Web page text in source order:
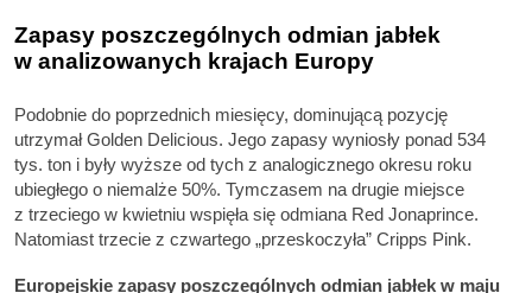
Zapasy poszczególnych odmian jabłek
w analizowanych krajach Europy
Podobnie do poprzednich miesięcy, dominującą pozycję
utrzymał Golden Delicious. Jego zapasy wyniosły ponad 534
tys. ton i były wyższe od tych z analogicznego okresu roku
ubiegłego o niemalże 50%. Tymczasem na drugie miejsce
z trzeciego w kwietniu wspięła się odmiana Red Jonaprince.
Natomiast trzecie z czwartego „przeskoczyła” Cripps Pink.
Europejskie zapasy poszczególnych odmian jabłek w maju